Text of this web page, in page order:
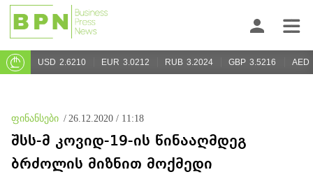
USD 2.6210 EUR 3.0212 RUB 3.2024 GBP 3.5216 AED
ფინანსები / 26.12.2020 / 11:18
შსს-მ კოვიდ-19-ის წინააღმდეგ
ბრძოლის მიზნით მოქმედი